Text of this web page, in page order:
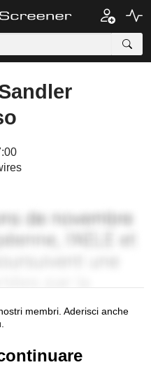
membri. Aderisci anche